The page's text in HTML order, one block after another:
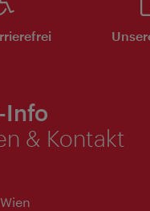
Info
& Kontakt